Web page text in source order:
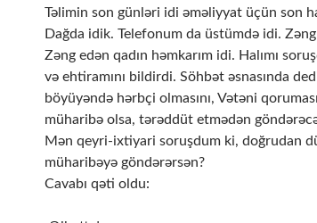
Təlimin son günləri idi əməliyyat üçün son
Dağda idik. Telefonum da üstümdə idi.
Zəng edən qadın həmkarım idi. Halımı
və ehtiramını bildirdi. Söhbət əsnasında
böyüyəndə hərbçi olmasını, Vətəni
müharibə olsa, tərəddüt etmədən
Mən qeyri-ixtiyari soruşdum ki, doğrudan
müharibəyə göndərərsən?
Cavabı qəti oldu: